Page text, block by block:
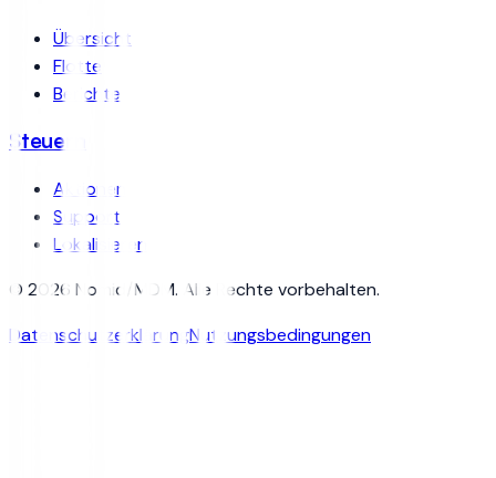
Übersicht
Flotte
Berichte
Steuern
Aktionen
Support
Lokalisieren
© 2026 Nomid/MDM. Alle Rechte vorbehalten.
DatenschutzerklärungNutzungsbedingungen